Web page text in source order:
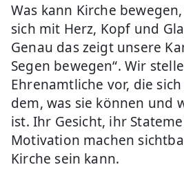
Was kann Kirche
sich mit Herz, Kopf und
Genau das zeigt unsere
Segen bewegen“. Wir
Ehrenamtliche vor, die
dem, was sie können und
ist. Ihr Gesicht, ihr
Motivation machen
Kirche sein kann.